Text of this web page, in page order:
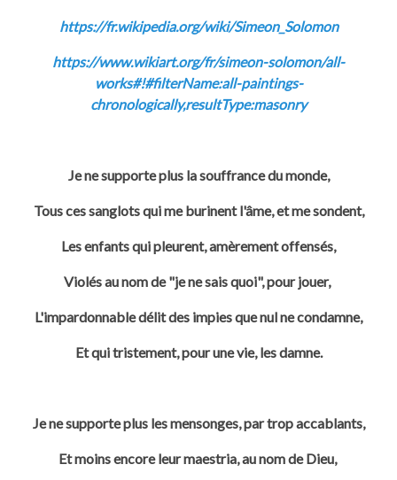
https://fr.wikipedia.org/wiki/Simeon_Solomon
https://www.wikiart.org/fr/simeon-solomon/all-
works#!#filterName:all-paintings-
chronologically,resultType:masonry
Je ne supporte plus la souffrance du monde,
Tous ces sanglots qui me burinent l'âme, et me sondent,
Les enfants qui pleurent, amèrement offensés,
Violés au nom de "je ne sais quoi", pour jouer,
L'impardonnable délit des impies que nul ne condamne,
Et qui tristement, pour une vie, les damne.
Je ne supporte plus les mensonges, par trop accablants,
Et moins encore leur maestria, au nom de Dieu,